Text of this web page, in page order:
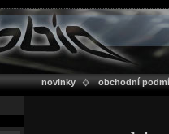
novinky obchodní